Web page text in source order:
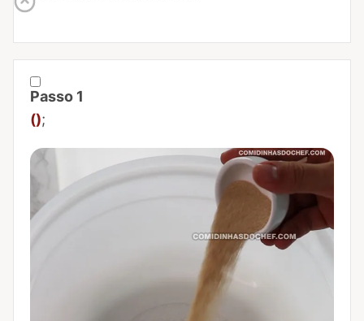
Passo 1
Marcar Passo 1 como concluído
();